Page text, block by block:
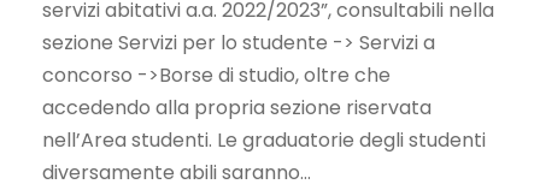
servizi abitativi a.a. 2022/2023”, consultabili nella
sezione Servizi per lo studente -> Servizi a
concorso ->Borse di studio, oltre che
accedendo alla propria sezione riservata
nell’Area studenti. Le graduatorie degli studenti
diversamente abili saranno...